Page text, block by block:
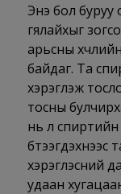
Энэ бол буруу
гялайхыг
арьсны
байдаг. Та
хэрэглэж
тосны
нь л
хэрэглэсний
удаан